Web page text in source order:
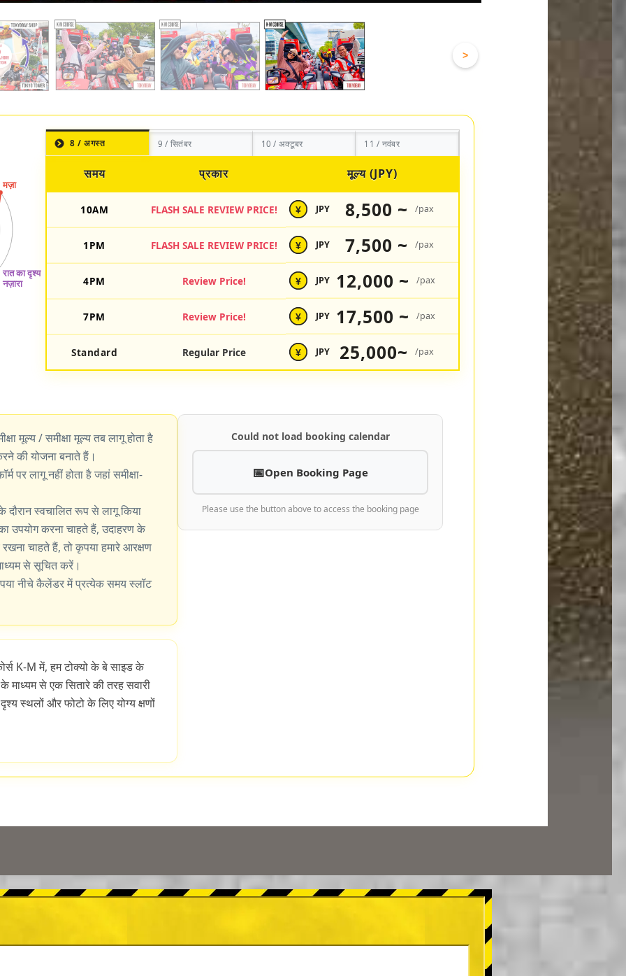
>
8 / अगस्त 9 / सितंबर 10 / अक्टूबर 11 / नवंबर
समय प्रकार मूल्य (JPY)
10AM FLASH SALE REVIEW PRICE! ¥ JPY 8,500 ~ /pax
1PM FLASH SALE REVIEW PRICE! ¥ JPY 7,500 ~ /pax
4PM Review Price! ¥ JPY 12,000 ~ /pax
7PM Review Price! ¥ JPY 17,500 ~ /pax
Standard Regular Price ¥ JPY 25,000~ /pax
मूल्य / समीक्षा मूल्य तब लागू होता है
की योजना बनाते हैं।
पर लागू नहीं होता है जहां समीक्षा-
स्वचालित रूप से लागू किया
उपयोग करना चाहते हैं, उदाहरण के
चाहते हैं, तो कृपया हमारे आरक्षण
से सूचित करें।
नीचे कैलेंडर में प्रत्येक समय स्लॉट
K-M में, हम टोक्यो के बे साइड के
से एक सितारे की तरह सवारी
स्थलों और फोटो के लिए योग्य क्षणों
Could not load booking calendar
Open Booking Page
Please use the button above to access the booking page